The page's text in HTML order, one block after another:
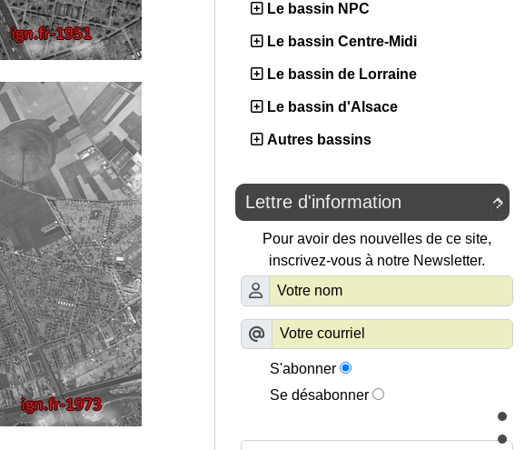
Le bassin NPC
Le bassin Centre-Midi
Le bassin de Lorraine
Le bassin d'Alsace
Autres bassins

Lettre d'information
Pour avoir des nouvelles de ce site,
inscrivez-vous à notre Newsletter.
S'abonner
Se désabonner